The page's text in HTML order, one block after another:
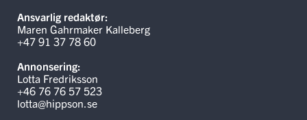
Ansvarlig redaktør:
Maren Gahrmaker Kalleberg
+47 91 37 78 60
Annonsering:
Lotta Fredriksson
+46 76 76 57 523
lotta@hippson.se